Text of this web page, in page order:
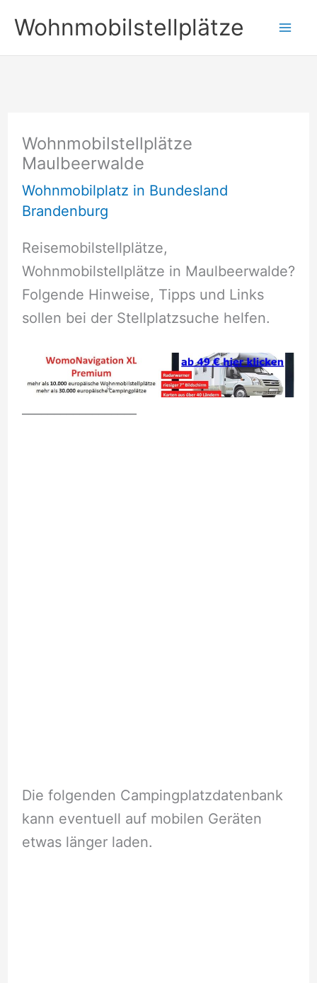
Inhalt
springen
Wohnmobilstellplätze
Wohnmobilstellplätze
Maulbeerwalde
Wohnmobilplatz in Bundesland
Brandenburg
Reisemobilstellplätze,
Wohnmobilstellplätze in Maulbeerwalde?
Folgende Hinweise, Tipps und Links
sollen bei der Stellplatzsuche helfen.
Die folgenden Campingplatzdatenbank
kann eventuell auf mobilen Geräten
etwas länger laden.